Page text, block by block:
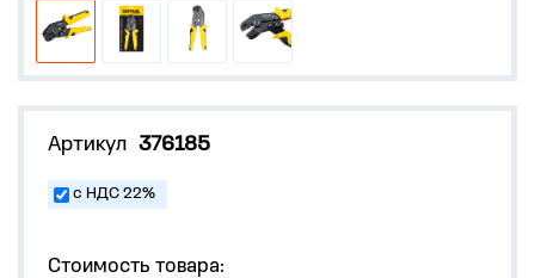
Артикул 376185
с НДС 22%
Стоимость товара: